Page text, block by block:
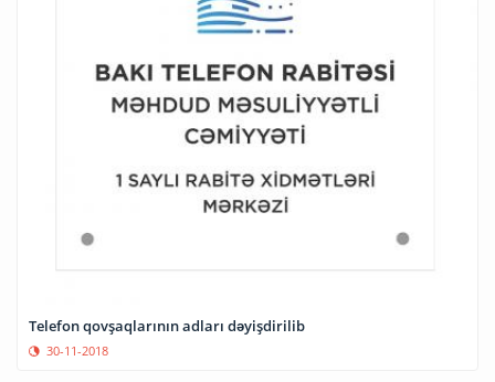
Telefon qovşaqlarının adları dəyişdirilib
30-11-2018